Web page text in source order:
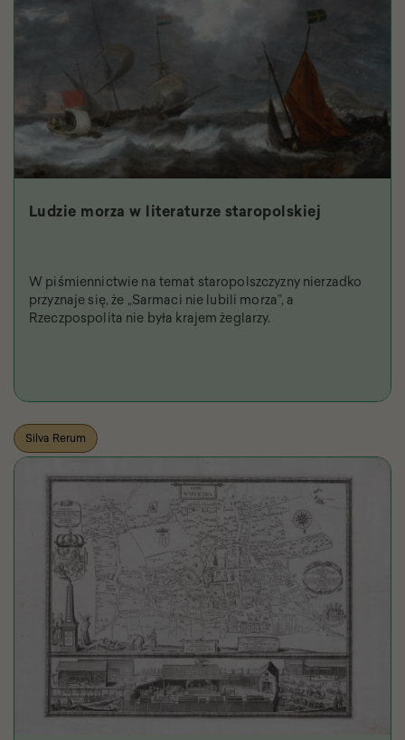
Ludzie morza w literaturze staropolskiej
W piśmiennictwie na temat staropolszczyzny nierzadko
przyznaje się, że „Sarmaci nie lubili morza”, a
Rzeczpospolita nie była krajem żeglarzy.
Silva Rerum